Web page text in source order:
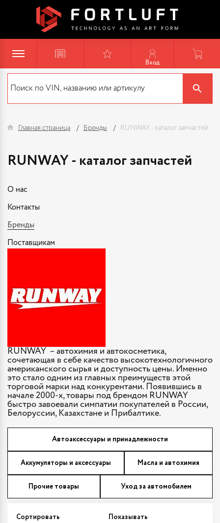
Вход
Главная страница Бренды RUNWAY - каталог запчастей
RUNWAY - каталог запчастей
О нас
Контакты
Бренды
Поставщикам
RUNWAY – автохимия и автокосметика,
сочетающая в себе качество высокотехнологичного
американского сырья и доступность цены. Именно
это стало одним из главных преимуществ этой
торговой марки над конкурентами. Появившись в
начале 2000-х, товары под брендом RUNWAY
быстро завоевали симпатии покупателей в России,
Белоруссии, Казахстане и Прибалтике.
Автоаксессуары и принадлежности
Аккумуляторы и аксессуары Масла и автохимия
Прочие товары Уход за автомобилем
Сортировать Показывать